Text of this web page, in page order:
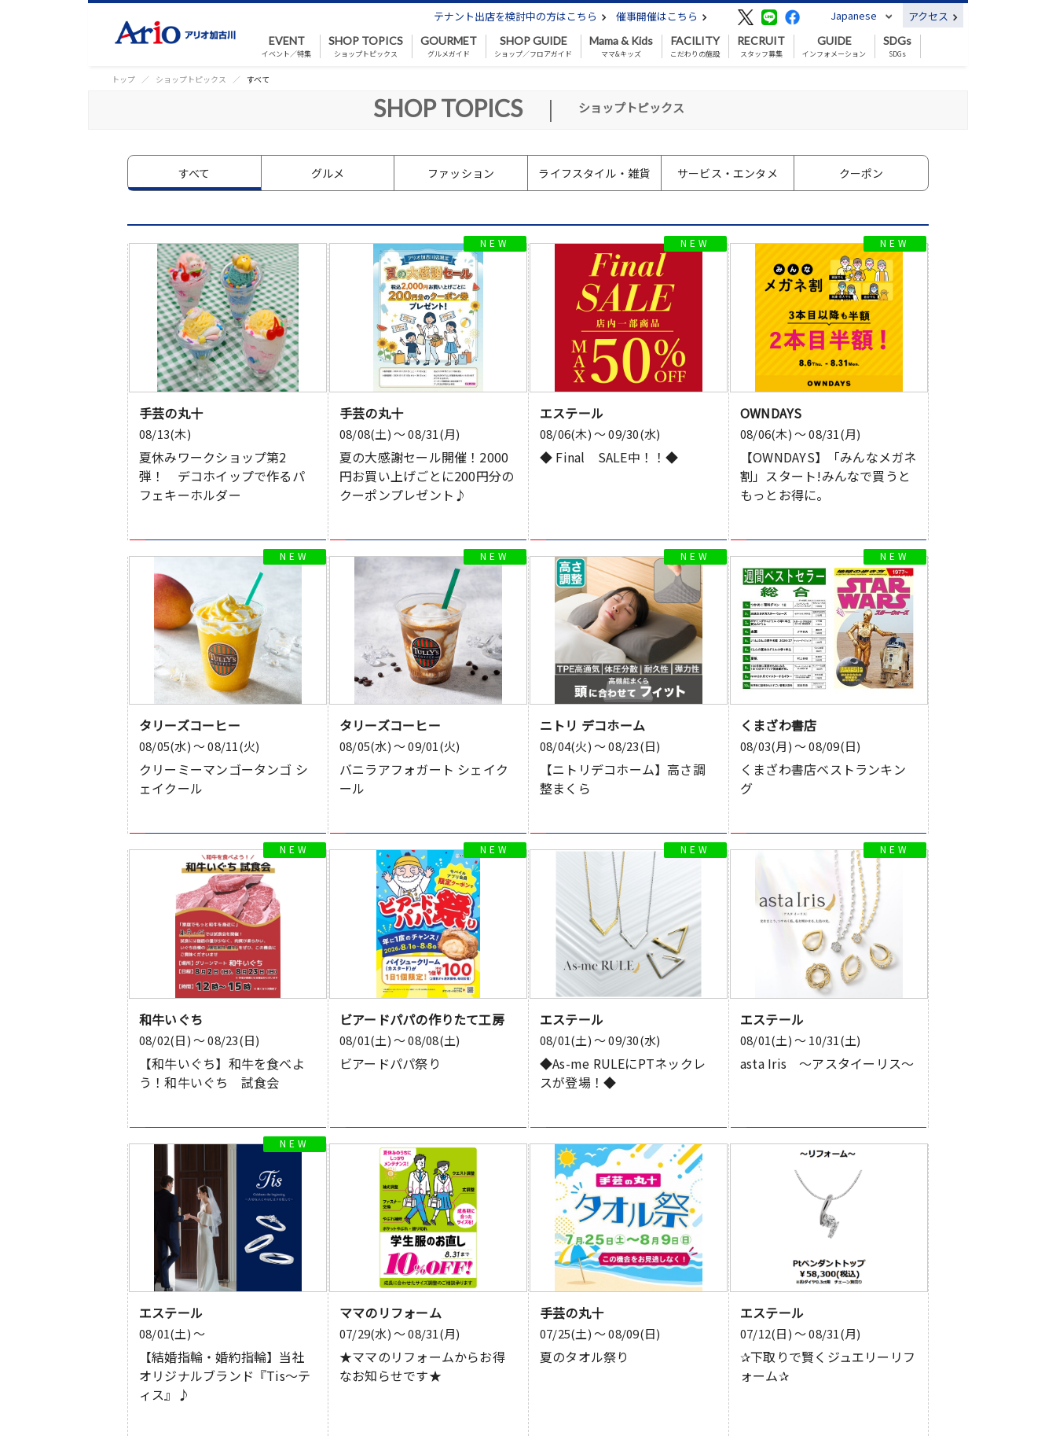
テナント出店を検討中の方はこちら 催事開催はこちら Japanese アクセス
EVENT
イベント／特集
SHOP TOPICS
ショップトピックス
GOURMET
グルメガイド
SHOP GUIDE
ショップ／フロアガイド
Mama & Kids
ママ&キッズ
FACILITY
こだわりの施設
RECRUIT
スタッフ募集
GUIDE
インフォメーション
SDGs
SDGs
トップ ショップトピックス すべて
SHOP TOPICS | ショップトピックス
すべて グルメ ファッション ライフスタイル ・雑貨 サービス ・エンタメ クーポン
手芸の丸十
08/13(木)
夏休みワークショップ第2
弾！ デコホイップで作るパ
フェキーホルダー
手芸の丸十
08/08(土) 〜 08/31(月)
夏の大感謝セール開催！2000
円お買い上げごとに200円分の
クーポンプレゼント♪
エステール
08/06(木) 〜 09/30(水)
◆ Final SALE中！！◆
OWNDAYS
08/06(木) 〜 08/31(月)
【OWNDAYS】「みんなメガネ
割」スタート!みんなで買うと
もっとお得に。
タリーズコーヒー
08/05(水) 〜 08/11(火)
クリーミーマンゴータンゴ シ
ェイクール
タリーズコーヒー
08/05(水) 〜 09/01(火)
バニラアフォガート シェイク
ール
ニトリ デコホーム
08/04(火) 〜 08/23(日)
【ニトリデコホーム】高さ調
整まくら
くまざわ書店
08/03(月) 〜 08/09(日)
くまざわ書店ベストランキン
グ
和牛いぐち
08/02(日) 〜 08/23(日)
【和牛いぐち】和牛を食べよ
う！和牛いぐち 試食会
ビアードパパの作りたて工房
08/01(土) 〜 08/08(土)
ビアードパパ祭り
エステール
08/01(土) 〜 09/30(水)
◆As-me RULEにPTネックレ
スが登場！◆
エステール
08/01(土) 〜 10/31(土)
asta Iris ～アスタイーリス～
エステール
08/01(土) 〜
【結婚指輪・婚約指輪】当社
オリジナルブランド『Tis～テ
ィス』♪
ママのリフォーム
07/29(水) 〜 08/31(月)
★ママのリフォームからお得
なお知らせです★
手芸の丸十
07/25(土) 〜 08/09(日)
夏のタオル祭り
エステール
07/12(日) 〜 08/31(月)
✰下取りで賢くジュエリーリフ
ォーム✰